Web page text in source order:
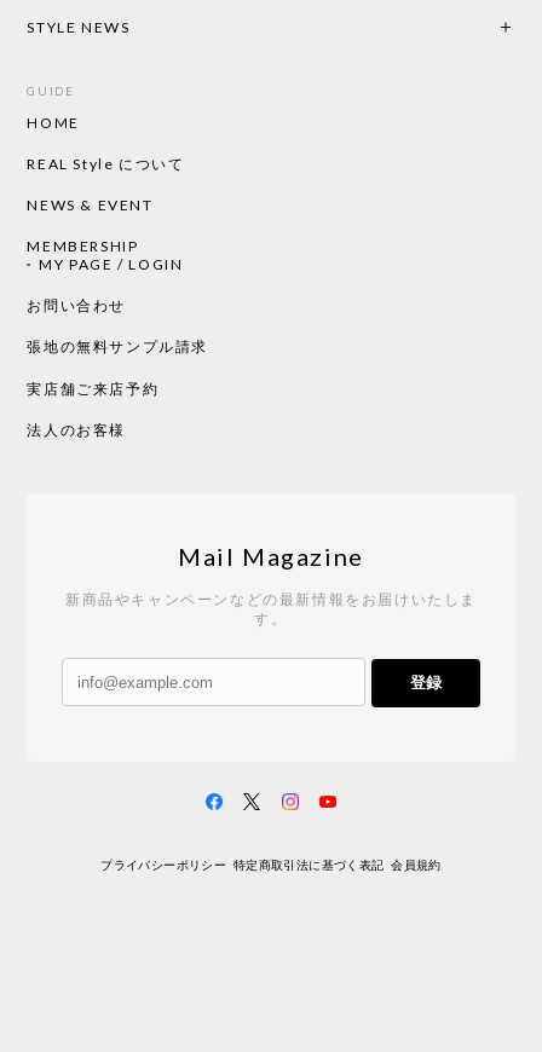
STYLE NEWS
GUIDE
HOME
REAL Style について
NEWS & EVENT
MEMBERSHIP
MY PAGE / LOGIN
お問い合わせ
張地の無料サンプル請求
実店舗ご来店予約
法人のお客様
Mail Magazine
新商品やキャンペーンなどの最新情報をお届けいたしま
す。
登録
プライバシーポリシー 特定商取引法に基づく表記 会員規約